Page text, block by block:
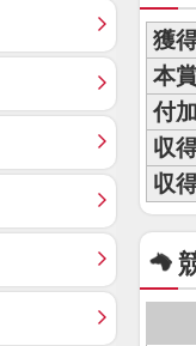
獲
本
付
収
収